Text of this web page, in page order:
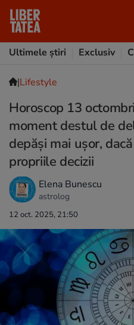
Ultimele știri
Exclusiv
|Lifestyle
Horoscop 13
moment destul de
depăși mai ușor,
propriile decizii
Elena Bunescu
astrolog
12 oct. 2025, 21:50